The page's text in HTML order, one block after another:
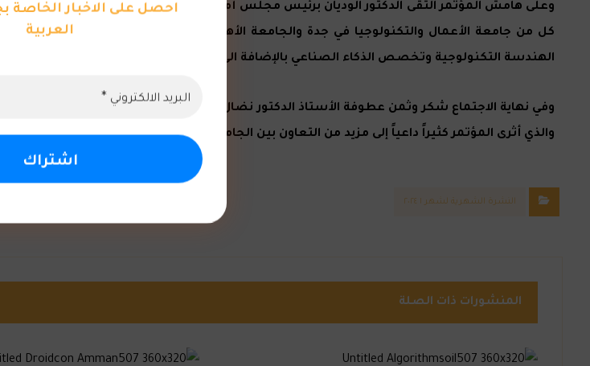
وعلى هامش المؤتمر التقى الدكتور الوديان برئيس مجلس أمناء جامعة الزرقاء معالي المهندس
كل من جامعة الأعمال والتكنولوجيا في جدة والجامعة الأهلية في البحرين، حيث تم مناقشة
الهندسة التكنولوجية وتخصص الذكاء الصناعي بالإضافة الى ضرورة التشبيك بين المؤسسات
وفي نهاية الاجتماع شكر وثمن عطوفة الأستاذ الدكتور نضال الرمحي رئيس جامعة الزرقاء مشاركة
والذي أثرى المؤتمر كثيراً داعياً إلى مزيد من التعاون بين الجامعتين.
احصل على الاخبار الخاصة
العربية
النشرة الشهرية لشهر ١ ٢٠٢٤
المنشورات ذات الصلة